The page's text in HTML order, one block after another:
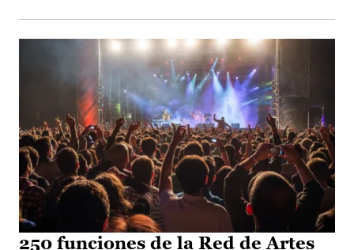
250 funciones de la Red de Artes